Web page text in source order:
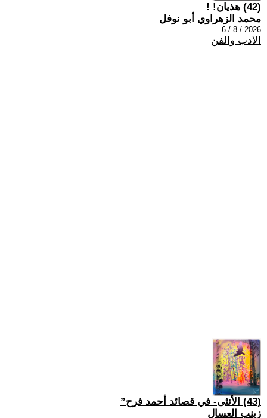
(42) هذيان! !
محمد الزهراوي أبو نوفل
2026 / 8 / 6
الادب والفن
(43) الأنثى- في قصائد أحمد فرح”
زينب العسال